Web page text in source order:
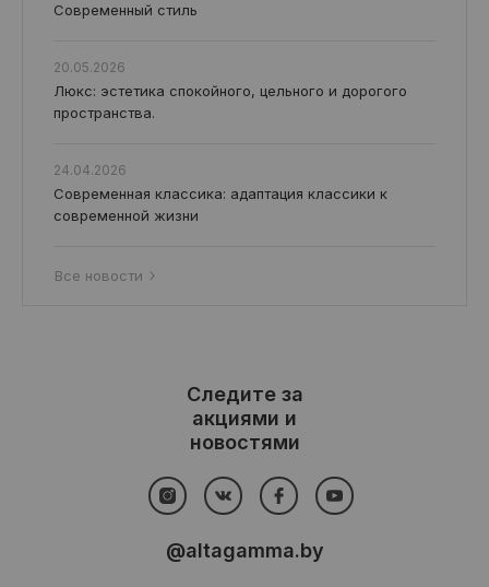
Современный стиль
20.05.2026
Люкс: эстетика спокойного, цельного и дорогого
пространства.
24.04.2026
Современная классика: адаптация классики к
современной жизни
Все новости
Следите за
акциями и
новостями
@altagamma.by